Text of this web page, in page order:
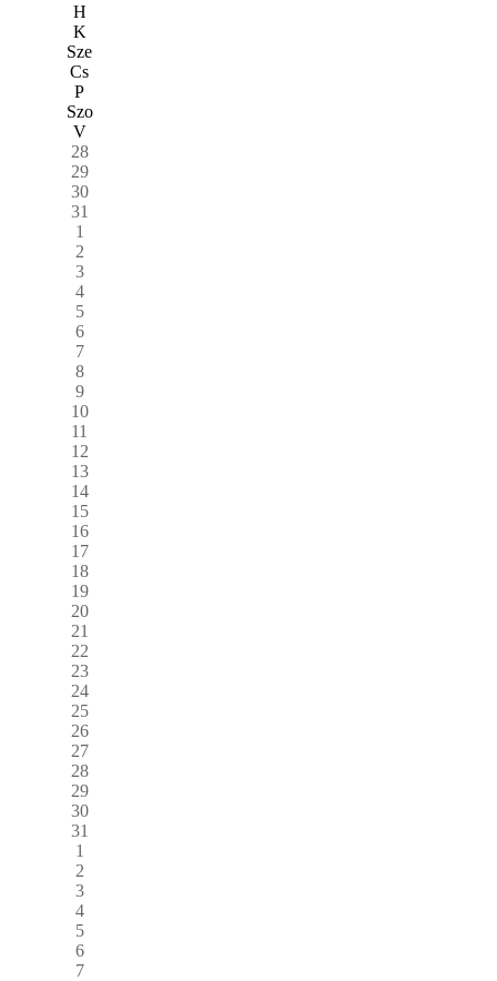
H
K
Sze
Cs
P
Szo
V
28
29
30
31
1
2
3
4
5
6
7
8
9
10
11
12
13
14
15
16
17
18
19
20
21
22
23
24
25
26
27
28
29
30
31
1
2
3
4
5
6
7